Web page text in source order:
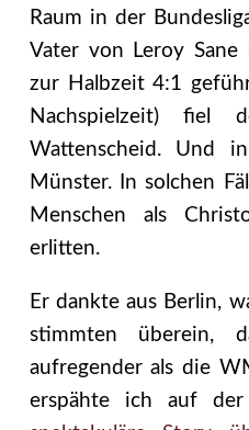
Raum in der
Vater von Leroy
zur Halbzeit 4:1
Nachspielzeit) fiel
Wattenscheid. Und
Münster. In solchen
Menschen als
erlitten.
Er dankte aus Berlin,
stimmten überein,
aufregender als die
erspähte ich auf der